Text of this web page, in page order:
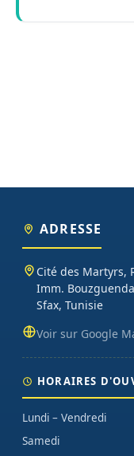
ADRESSE
Cité des Martyrs,
Imm.
Sfax, Tunisie
Voir sur Google
HORAIRES
Lundi – Vendredi
Samedi